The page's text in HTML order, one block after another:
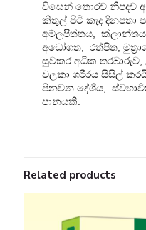
විසෙන් තොරව නිපදව
කිතුල් පිටි කැද දිනපතා
අම්ලපිත්තය,
අධෝගත, රත්පිත,
සුවකර අධික තරබාරුව,
වලකා ශරීරය සිසිල්
පිනවන දේශීය,
පානයකි.
Related products